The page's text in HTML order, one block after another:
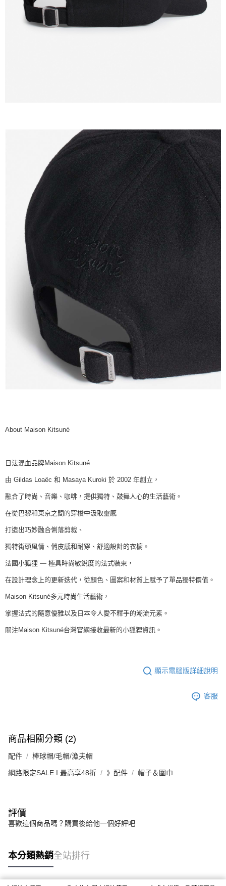
About Maison Kitsuné
日法混血品牌Maison Kitsuné
由 Gildas Loaëc 和 Masaya Kuroki 於 2002 年創立，
融合了時尚、音樂、咖啡，提供獨特、鼓舞人心的生活藝術。
在從巴黎和東京之間的穿梭中汲取靈感
打造出巧妙融合俐落剪裁、
獨特街頭風情、俏皮感和耐穿、舒適設計的衣櫥。
法國小狐狸 — 極具時尚敏銳度的法式裝束，
在設計理念上的更新迭代，從顏色、圖案和材質上賦予了單品獨特價值。
Maison Kitsuné多元時尚生活藝術，
掌握法式的隨意優雅以及日本令人愛不釋手的潮流元素。
關注Maison Kitsuné台灣官網接收最新的小狐狸資訊。
顯示電腦版詳細說明
客服
商品相關分類 (2)
配件 棒球帽/毛帽/漁夫帽
網路限定SALE I 最高享48折 》配件 帽子＆圍巾
評價
喜歡這個商品嗎？購買後給他一個好評吧
本分類熱銷全站排行